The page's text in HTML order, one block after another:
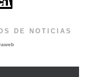
DE NOTICIAS